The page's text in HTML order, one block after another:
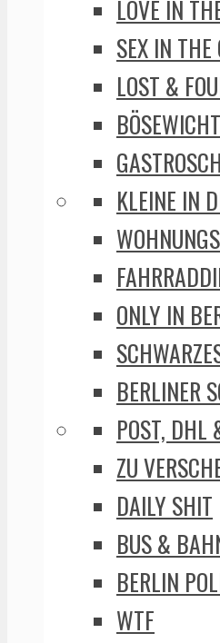
LOVE IN
SEX IN THE
LOST &
KLEINE IN
ONLY IN
BERLINER
POST, DHL
ZU
DAILY SHIT
BUS &
BERLIN
WTF